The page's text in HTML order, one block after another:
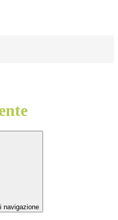
navigazione